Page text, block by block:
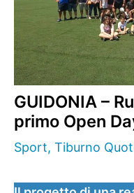
GUIDONIA –
primo Open
Sport, Tiburno